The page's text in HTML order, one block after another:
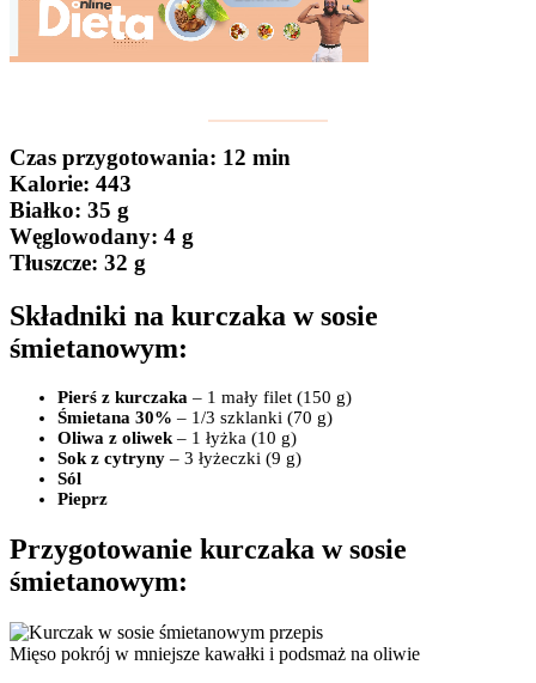
Czas przygotowania: 12 min
Kalorie: 443
Białko: 35 g
Węglowodany: 4 g
Tłuszcze: 32 g
Składniki na kurczaka w sosie
śmietanowym:
Pierś z kurczaka – 1 mały filet (150 g)
Śmietana 30% – 1/3 szklanki (70 g)
Oliwa z oliwek– 1 łyżka (10 g)
Sok z cytryny – 3 łyżeczki (9 g)
Sól
Pieprz
Przygotowanie kurczaka w sosie
śmietanowym:
Mięso pokrój w mniejsze kawałki i podsmaż na oliwie